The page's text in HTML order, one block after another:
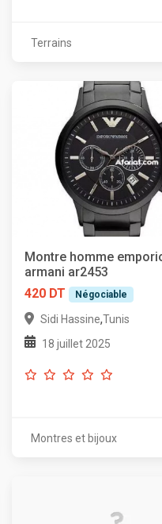
Terrains
Montre homme
armani ar2453
420 DT
Négociable
Sidi Hassine,Tunis
18 juillet 2025
Montres et bijoux